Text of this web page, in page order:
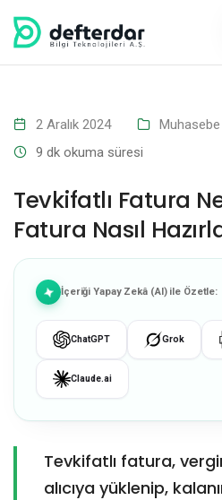
2 Aralık 2024 Muhasebe
9 dk okuma süresi
Tevkifatlı Fatura
Fatura Nasıl
İçeriği Yapay Zekâ (AI) ile Özetle:
ChatGPT Grok
Claude.ai
Tevkifatlı fatura,
alıcıya yüklenip,